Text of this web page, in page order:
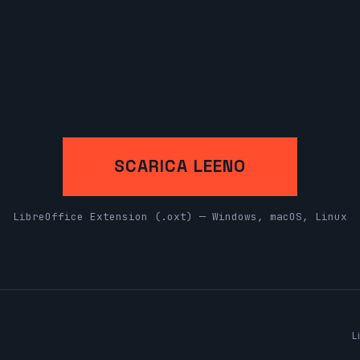
SCARICA LEENO
LibreOffice Extension (.oxt) — Windows, macOS, Linux